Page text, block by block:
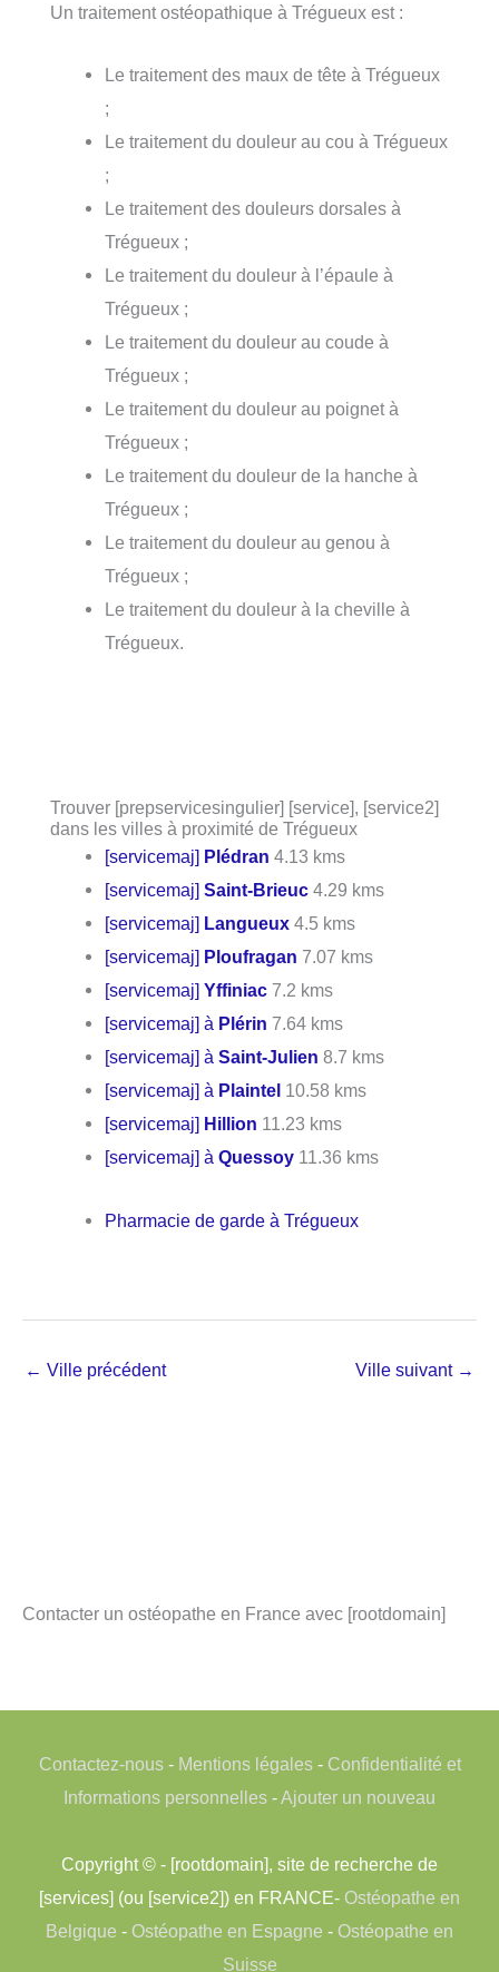
Un traitement ostéopathique à Trégueux est :
Le traitement des maux de tête à Trégueux
;
Le traitement du douleur au cou à Trégueux
;
Le traitement des douleurs dorsales à
Trégueux ;
Le traitement du douleur à l’épaule à
Trégueux ;
Le traitement du douleur au coude à
Trégueux ;
Le traitement du douleur au poignet à
Trégueux ;
Le traitement du douleur de la hanche à
Trégueux ;
Le traitement du douleur au genou à
Trégueux ;
Le traitement du douleur à la cheville à
Trégueux.
Trouver [prepservicesingulier] [service], [service2]
dans les villes à proximité de Trégueux
[servicemaj] Plédran 4.13 kms
[servicemaj]Saint-Brieuc 4.29 kms
[servicemaj] Langueux 4.5 kms
[servicemaj] Ploufragan 7.07 kms
[servicemaj]Yffiniac 7.2 kms
[servicemaj] à Plérin 7.64 kms
[servicemaj] àSaint-Julien 8.7 kms
[servicemaj] à Plaintel 10.58 kms
[servicemaj] Hillion 11.23 kms
[servicemaj] àQuessoy 11.36 kms
Pharmacie de garde à Trégueux
← Ville précédent Ville suivant →
Contacter un ostéopathe en France avec [rootdomain]
Contactez-nous- Mentions légales- Confidentialité et
Informations personnelles -Ajouter un nouveau
Copyright © - [rootdomain], site de recherche de
[services] (ou [service2]) en FRANCE- Ostéopathe en
Belgique - Ostéopathe en Espagne - Ostéopathe en
Suisse